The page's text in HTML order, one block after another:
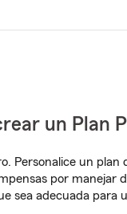
un Plan
Personalice un
por manejar
sea adecuada para